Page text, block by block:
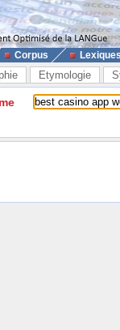
Corpus
Etymologie